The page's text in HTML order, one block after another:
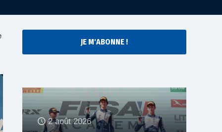
JE M'ABONNE !
2 août 2026